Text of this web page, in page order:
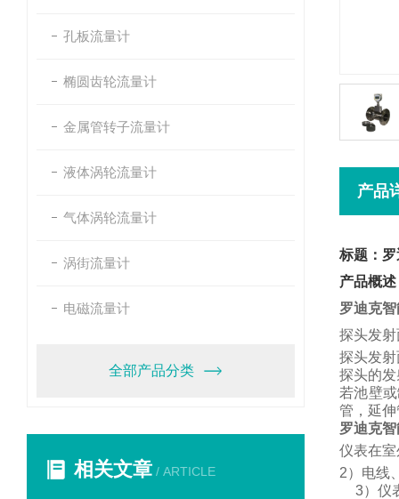
孔板流量计
椭圆齿轮流量计
金属管转子流量计
液体涡轮流量计
气体涡轮流量计
涡街流量计
电磁流量计
全部产品分类
相关文章 / ARTICLE
产品
标题：
产品概述
罗迪克
探头发
探头发
探头的
若池壁
管， 延
罗迪克
仪表在
2）电线
3）仪